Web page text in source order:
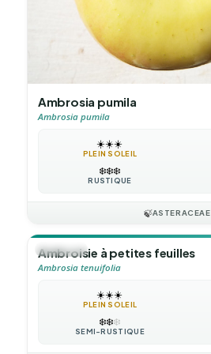
Ambrosia pumila
Ambrosia pumila
☀️☀️☀️
PLEIN SOLEIL
❄️❄️❄️
RUSTIQUE
🍃ASTERACEAE
🪴VIVACE
Ambroisie à petites feuilles
Ambrosia tenuifolia
☀️☀️☀️
PLEIN SOLEIL
❄️❄️❄️
SEMI-RUSTIQUE